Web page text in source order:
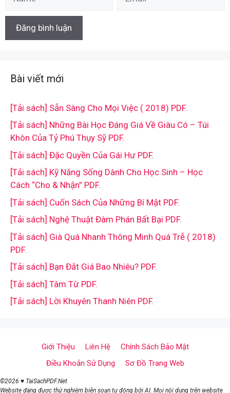
Bài viết mới
[Tải sách] Sẵn Sàng Cho Mọi Việc ( 2018) PDF.
[Tải sách] Những Bài Học Đáng Giá Về Giàu Có – Túi
Khôn Của Tỷ Phú Thụy Sỹ PDF.
[Tải sách] Đặc Quyền Của Gái Hư PDF.
[Tải sách] Kỹ Năng Sống Dành Cho Học Sinh – Học
Cách “Cho & Nhận” PDF.
[Tải sách] Cuốn Sách Của Những Bí Mật PDF.
[Tải sách] Nghệ Thuật Đàm Phán Bất Bại PDF.
[Tải sách] Già Quá Nhanh Thông Minh Quá Trễ ( 2018)
PDF.
[Tải sách] Bạn Đắt Giá Bao Nhiêu? PDF.
[Tải sách] Tâm Từ PDF.
[Tải sách] Lời Khuyên Thanh Niên PDF.
Giới Thiệu Liên Hệ
Chính Sách Bảo Mật
Điều Khoản Sử Dụng
Sơ Đồ Trang Web
©2026 ♥ TaiSachPDF.Net
Website đang được thử nghiệm biên soạn tự động bởi AI. Mọi nội dung trên website